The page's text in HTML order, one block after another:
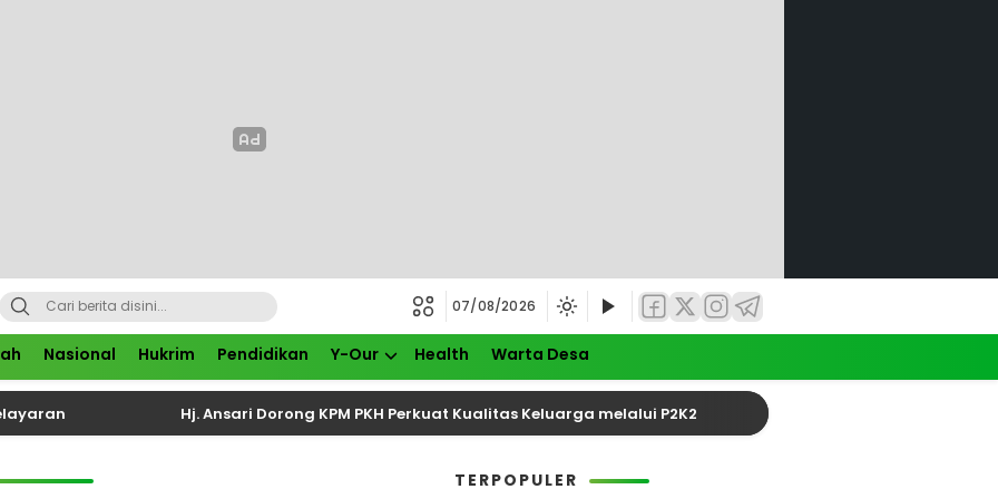
07/08/2026
Nasional Hukrim Pendidikan Y-Our Health Warta Desa
Hj. Ansari Dorong KPM PKH Perkuat Kualitas Keluarga melalui P2K2
TERPOPULER